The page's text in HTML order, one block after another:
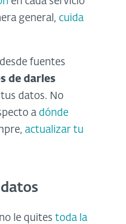
general, cuida
fuentes
de darles
datos. No
a dónde
actualizar tu
le quites toda la